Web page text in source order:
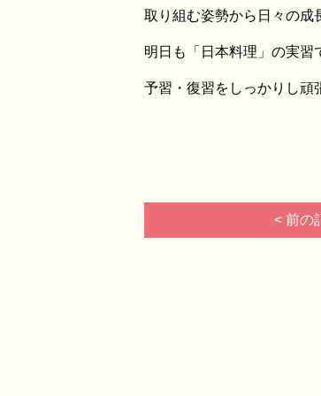
取り組む姿勢から日々の成
明日も「日本料理」の実習
予習・復習をしっかりし頑
< 前の